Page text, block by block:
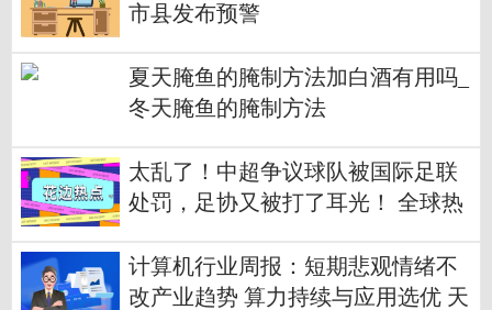
市县发布预警
夏天腌鱼的腌制方法加白酒有用吗_
冬天腌鱼的腌制方法
太乱了！中超争议球队被国际足联
处罚，足协又被打了耳光！ 全球热
计算机行业周报：短期悲观情绪不
改产业趋势 算力持续与应用选优 天